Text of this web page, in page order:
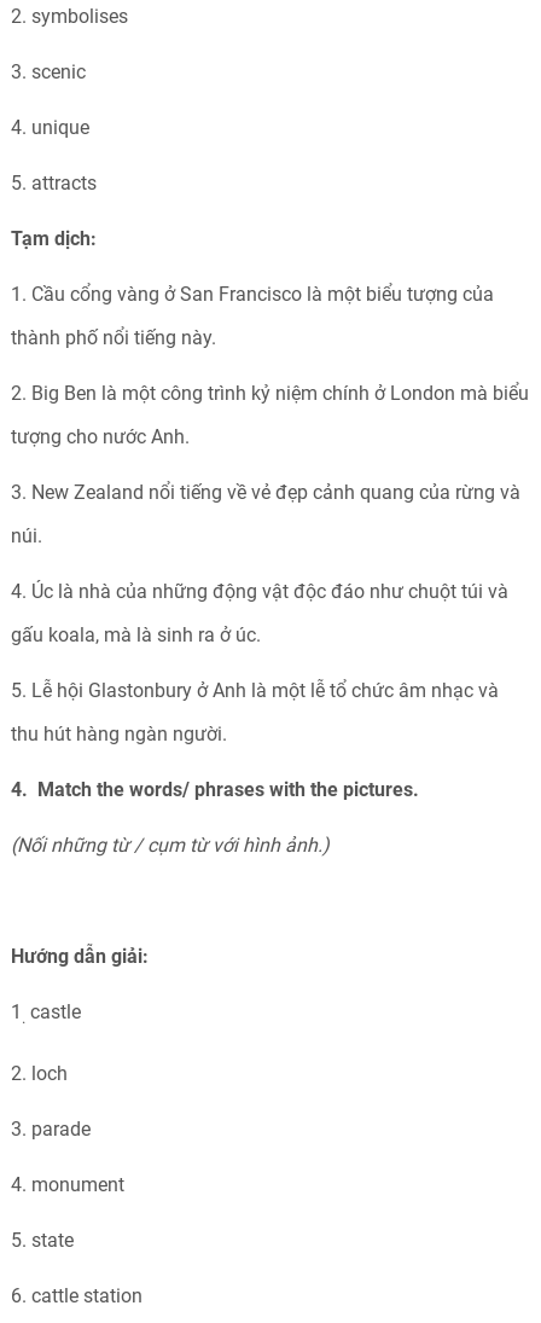
2. symbolises
3. scenic
4. unique
5. attracts
Tạm dịch:
1. Cầu cổng vàng ở San Francisco là một biểu tượng của
thành phố nổi tiếng này.
2. Big Ben là một công trình kỷ niệm chính ở London mà biểu
tượng cho nước Anh.
3. New Zealand nổi tiếng về vẻ đẹp cảnh quang của rừng và
núi.
4. Úc là nhà của những động vật độc đáo như chuột túi và
gấu koala, mà là sinh ra ở úc.
5. Lễ hội Glastonbury ở Anh là một lễ tổ chức âm nhạc và
thu hút hàng ngàn người.
4. Match the words/ phrases with the pictures.
(Nối những từ / cụm từ với hình ảnh.)
Hướng dẫn giải:
1 . castle
2. loch
3. parade
4. monument
5. state
6. cattle station